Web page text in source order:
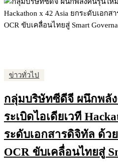
ข่าวทั่วไป
กลุ่มบริษัทซีดีจี ผนึกพลั
ระเบิดไอเดียเวที
ระดับเอกสารดิจิทัล ด้
OCR ขับเคลื่อนไทยสู่